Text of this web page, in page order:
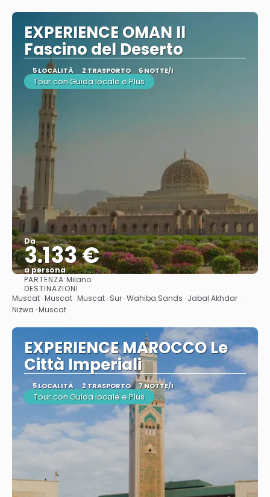
EXPERIENCE OMAN Il
Fascino del Deserto
5 LOCALITÀ 2 TRASPORTO 6 NOTTE/I
Tour con Guida locale e Plus
Da
3.133 €
a persona
PARTENZA:Milano
DESTINAZIONI
Muscat · Muscat · Muscat · Sur · Wahiba Sands · Jabal Akhdar ·
Nizwa · Muscat
EXPERIENCE MAROCCO Le
Città Imperiali
5 LOCALITÀ 2 TRASPORTO 7 NOTTE/I
Tour con Guida locale e Plus